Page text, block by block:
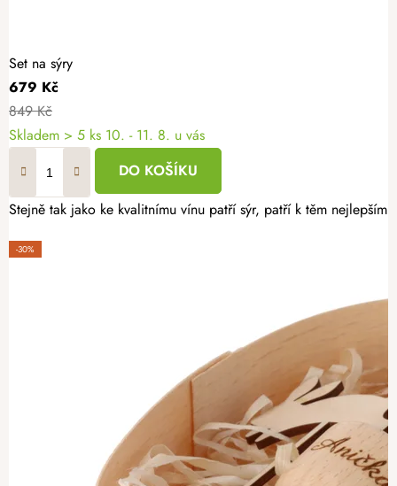
Set na sýry
679 Kč
849 Kč
Skladem > 5 ks 10. - 11. 8. u vás
DO KOŠÍKU
Stejně tak jako ke kvalitnímu vínu patří sýr, patří k těm
-30%